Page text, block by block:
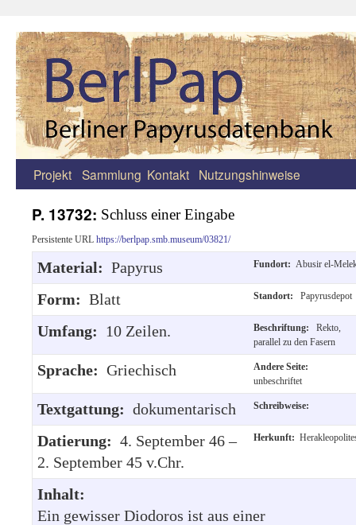
Zum
springen
Projekt Sammlung Kontakt Nutzungshinweise
P. 13732: Schluss einer Eingabe
Persistente URL https://berlpap.smb.museum/03821/
Material: Papyrus Fundort: Abusir el-
Form: Blatt Standort: Papyrusdepot
Umfang: 10 Zeilen. Beschriftung:
Rekto,
parallel zu den Fasern
Sprache: Griechisch
Andere Seite:
unbeschriftet
Textgattung: dokumentarisch Schreibweise:
Datierung: 4. September 46 –
2. September 45 v.Chr.
Herkunft:
Inhalt:
Ein gewisser Diodoros ist aus einer